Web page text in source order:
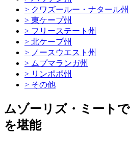
> クワズールー・ナタール州
> 東ケープ州
> フリーステート州
> 北ケープ州
> ノースウエスト州
> ムプマランガ州
> リンポポ州
> その他
ムゾーリズ・ミート
を堪能